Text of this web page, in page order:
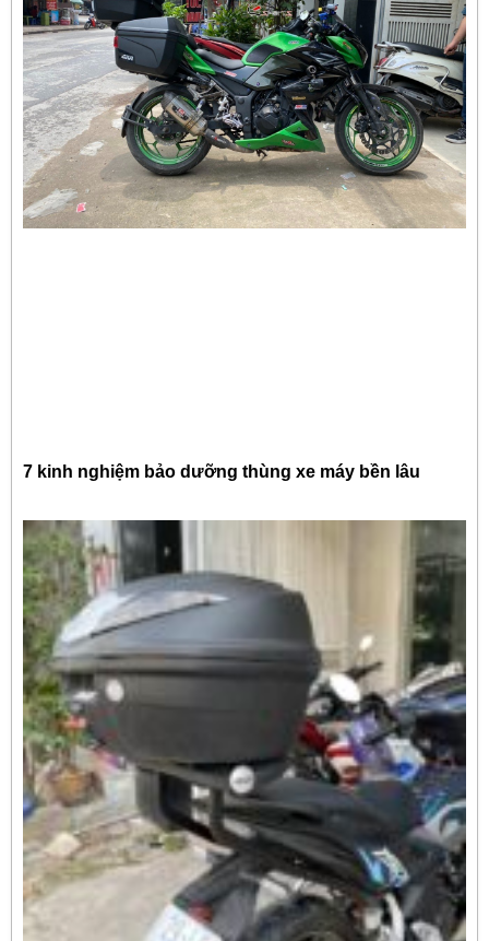
7 kinh nghiệm bảo dưỡng thùng xe máy bền lâu